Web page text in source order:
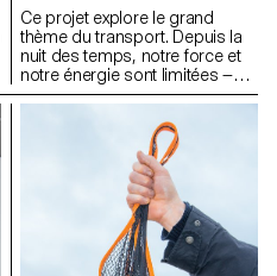
Ce projet explore le grand
thème du transport. Depuis la
nuit des temps, notre force et
notre énergie sont limitées —
c’est pourquoi nous avons
pour déplacer les choses qui
nous entourent. Les élèves de
première année devaient
concevoir un objet capable de
déplacer ou de transporter
intelligemment et
confortablement les éléments
de leur choix.